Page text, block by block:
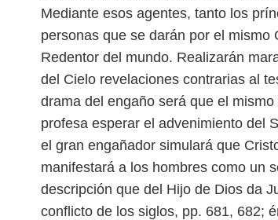
Mediante esos agentes, tanto los
personas que se darán por el
Redentor del mundo. Realizarán
del Cielo revelaciones contrarias al
drama del engaño será que el mismo
profesa esperar el advenimiento del
el gran engañador simulará que
manifestará a los hombres como un
descripción que del Hijo de Dios da
conflicto de los siglos, pp. 681, 682;